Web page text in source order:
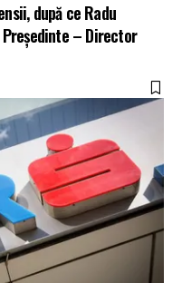
după ce Radu
– Director